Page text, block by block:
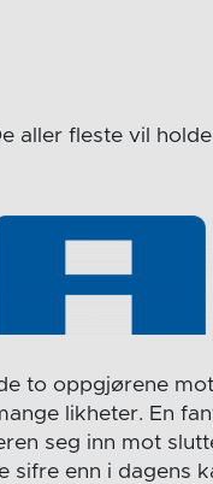
aller fleste vil
to oppgjørene
likheter. En
seg inn mot
sifre enn i dagens